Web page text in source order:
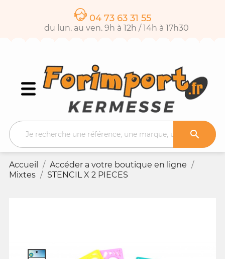
04 73 63 31 55
du lun. au ven. 9h à 12h / 14h à 17h30

Accueil
Accéder a votre boutique en ligne
Mixtes
STENCIL X 2 PIECES